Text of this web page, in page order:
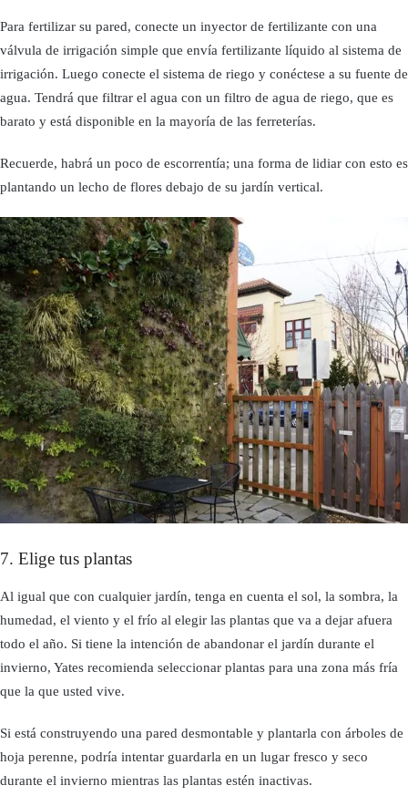
Para fertilizar su pared, conecte un inyector de fertilizante con una
válvula de irrigación simple que envía fertilizante líquido al sistema de
irrigación. Luego conecte el sistema de riego y conéctese a su fuente de
agua. Tendrá que filtrar el agua con un filtro de agua de riego, que es
barato y está disponible en la mayoría de las ferreterías.
Recuerde, habrá un poco de escorrentía; una forma de lidiar con esto es
plantando un lecho de flores debajo de su jardín vertical.
7. Elige tus plantas
Al igual que con cualquier jardín, tenga en cuenta el sol, la sombra, la
humedad, el viento y el frío al elegir las plantas que va a dejar afuera
todo el año. Si tiene la intención de abandonar el jardín durante el
invierno, Yates recomienda seleccionar plantas para una zona más fría
que la que usted vive.
Si está construyendo una pared desmontable y plantarla con árboles de
hoja perenne, podría intentar guardarla en un lugar fresco y seco
durante el invierno mientras las plantas estén inactivas.